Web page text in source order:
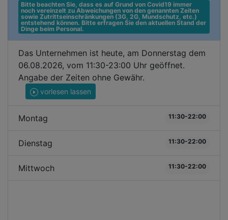
Bitte beachten Sie, dass es auf Grund von Covid19 immer
noch vereinzelt zu Abweichungen von den genannten Zeiten
sowie Zutrittseinschränkungen (3G, 2G, Mundschutz, etc.)
entstehend können. Bitte erfragen Sie den aktuellen Stand der
Dinge beim Personal.
Das Unternehmen ist heute, am Donnerstag dem
06.08.2026, vom 11:30-23:00 Uhr geöffnet.
Angabe der Zeiten ohne Gewähr.
vorlesen lassen
Montag 11:30-22:00
Dienstag 11:30-22:00
Mittwoch 11:30-22:00